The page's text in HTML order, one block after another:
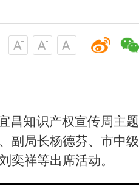
昌知识产权宣传周主题
副局长杨德芬、市中级
奕祥等出席活动。